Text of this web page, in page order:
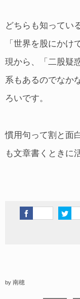
どちらも知ってい
「世界を股にか
現から、「二股疑
系もあるのでなか
ろいです。
慣用句って割と面
も文章書くときに
by 南穂